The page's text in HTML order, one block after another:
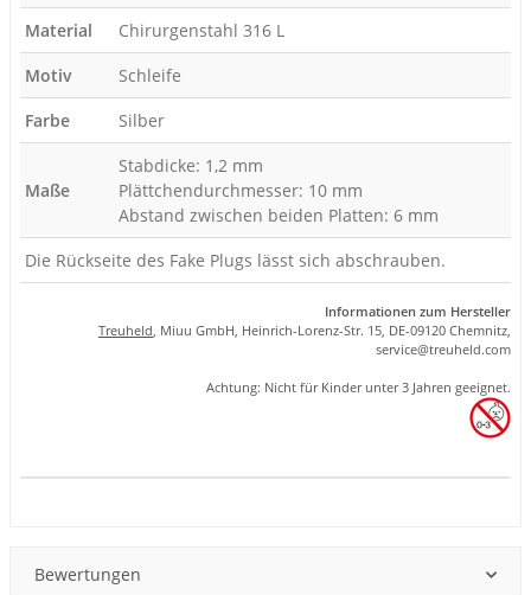
Material
Chirurgenstahl 316 L
Motiv
Schleife
Farbe
Silber
Maße
Stabdicke: 1,2 mm
Plättchendurchmesser: 10 mm
Abstand zwischen beiden Platten: 6 mm
Die Rückseite des Fake Plugs lässt sich abschrauben.
Informationen zum Hersteller
Treuheld, Miuu GmbH, Heinrich-Lorenz-Str. 15, DE-09120 Chemnitz,
service@treuheld.com
Achtung: Nicht für Kinder unter 3 Jahren geeignet.
Bewertungen